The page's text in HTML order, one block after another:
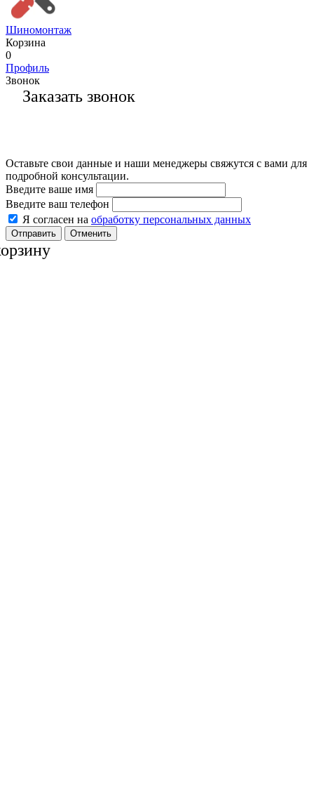
Шиномонтаж
Корзина
0
Профиль
Звонок
Заказать звонок
Оставьте свои данные и наши менеджеры свяжутся с вами для
подробной консультации.
Введите ваше имя
Введите ваш телефон
Я согласен на обработку персональных данных
Отменить